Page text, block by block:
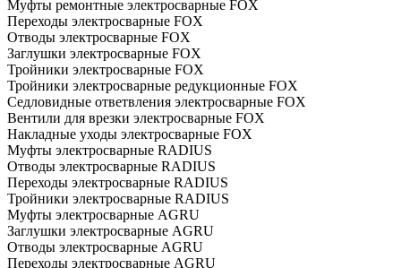
Муфты ремонтные электросварные FOX
Переходы электросварные FOX
Отводы электросварные FOX
Заглушки электросварные FOX
Тройники электросварные FOX
Тройники электросварные редукционные FOX
Седловидные ответвления электросварные FOX
Вентили для врезки электросварные FOX
Накладные уходы электросварные FOX
Муфты электросварные RADIUS
Отводы электросварные RADIUS
Переходы электросварные RADIUS
Тройники электросварные RADIUS
Муфты электросварные AGRU
Заглушки электросварные AGRU
Отводы электросварные AGRU
Переходы электросварные AGRU